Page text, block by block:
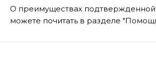
О преимуществах
можете почитать в разделе